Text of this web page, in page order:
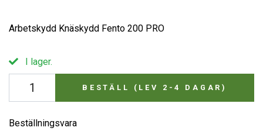
Arbetskydd Knäskydd Fento 200 PRO
I lager.
BESTÄLL (LEV 2-4 DAGAR)
Beställningsvara